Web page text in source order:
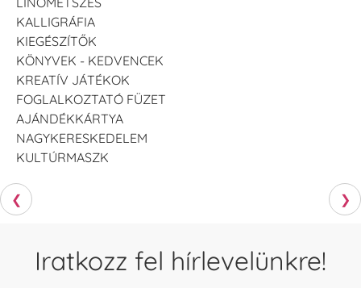
KALLIGRÁFIA
KIEGÉSZÍTŐK
KÖNYVEK - KEDVENCEK
KREATÍV JÁTÉKOK
FOGLALKOZTATÓ FÜZET
AJÁNDÉKKÁRTYA
NAGYKERESKEDELEM
KULTÚRMASZK
❮ ❯
Iratkozz fel hírlevelünkre!